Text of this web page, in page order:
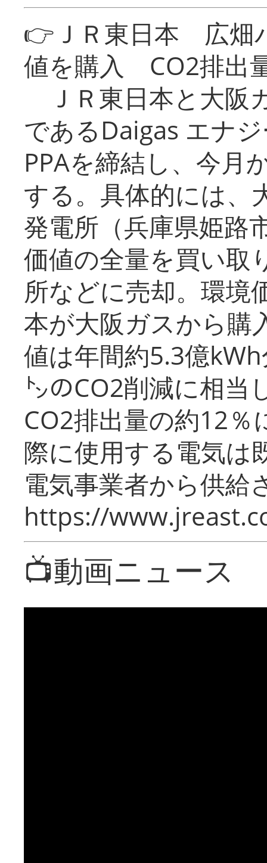
👉ＪＲ東日本 広畑
値を購入 CO2排出
ＪＲ東日本と大阪
であるDaigas エナ
PPAを締結し、今月
する。具体的には、
発電所（兵庫県姫路
価値の全量を買い取
所などに売却。環境
本が大阪ガスから購
値は年間約5.3億
㌧のCO2削減に相当
CO2排出量の約12％
際に使用する電気は
電気事業者から供給
https://
📺動画ニュース